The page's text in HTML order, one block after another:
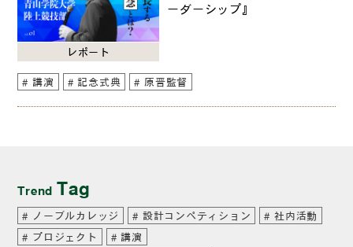
レポート
ーダーシップ』
講演 記念式典 原晋監督
Trend Tag
ノーブルカレッジ 設計コンペティション
社内活動
プロジェクト
講演